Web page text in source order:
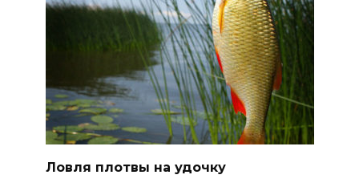
Ловля плотвы на удочку